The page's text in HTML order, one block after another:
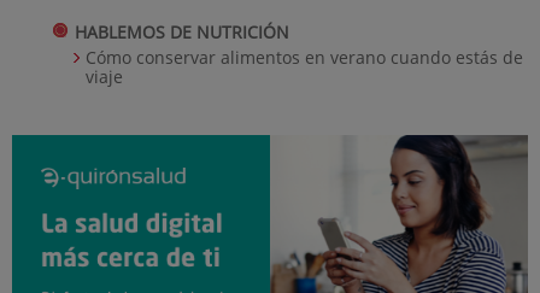
HABLEMOS DE NUTRICIÓN
Cómo conservar alimentos en verano cuando estás de
viaje